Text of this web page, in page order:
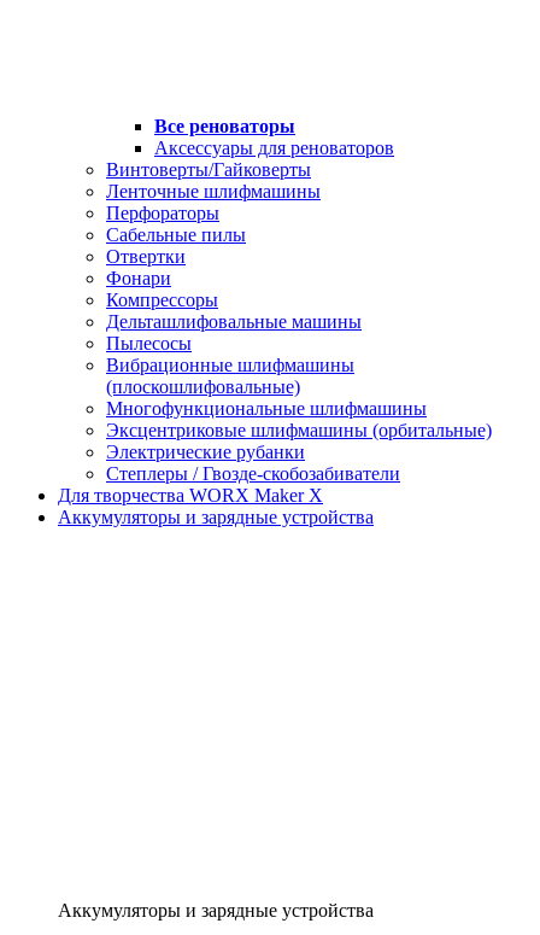
Все реноваторы
Аксессуары для реноваторов
Винтоверты/Гайковерты
Ленточные шлифмашины
Перфораторы
Сабельные пилы
Отвертки
Фонари
Компрессоры
Дельташлифовальные машины
Пылесосы
Вибрационные шлифмашины
(плоскошлифовальные)
Многофункциональные шлифмашины
Эксцентриковые шлифмашины (орбитальные)
Электрические рубанки
Степлеры / Гвозде-скобозабиватели
Для творчества WORX Maker X
Аккумуляторы и зарядные устройства
Аккумуляторы и зарядные устройства